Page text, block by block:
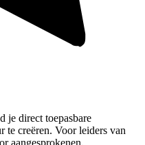
je direct toepasbare
te creëren. Voor leiders van
aangesprokenen.